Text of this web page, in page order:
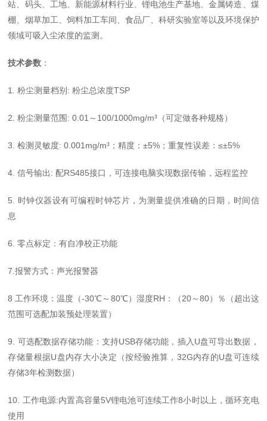
站、码头、工地、新能源材料行业、锂电池生产基地、金属铸造、煤
棚、烟草加工、饲料加工车间、食品厂、科研实验室等以及环境保护
领域可吸入尘浓度的监测。
技术参数 ：
1.粉尘测量档别 :粉尘总浓度TSP
2.粉尘测量范围: 0.01 ～ 100/1000mg/m³（可定做各种规格）
3.检测灵敏度: 0.001mg/m³；精度：±5% ；重复性误差：≤±5%
4.信号输出:配RS485接口，可连接电脑实现数据传输，远程监控
5. 时钟仪器设有可编程时钟芯片，为测量提供准确的日期，时间信
息
6.零点标定：有自净校正功能
7.报警方式：声光报警器
8 工作环境：温度（-30℃～ 80℃）湿度RH ：（20～80）％（超出这
范围可选配加装预处理装置）
9 可选配数据存储功能：支持USB存储功能，插入 U盘可导出数据，
存储量根据U盘内存大小决定（按经验推算， 32G内存的U盘可连续
存储3年检测数据）
10 工作电源:内置高容量5V锂电池可连续工作8小时以上，循环充电
使用